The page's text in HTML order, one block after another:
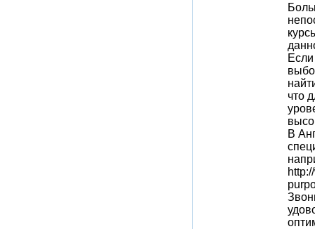
что
В